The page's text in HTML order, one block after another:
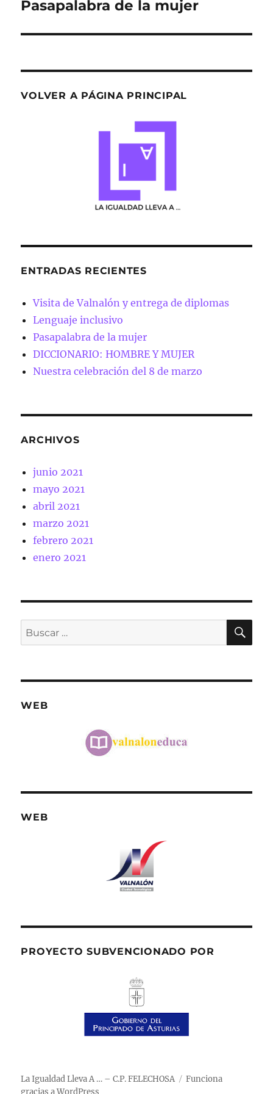
Entrada
Pasapalabra de la mujer
VOLVER A PÁGINA PRINCIPAL
ENTRADAS RECIENTES
Visita de Valnalón y entrega de diplomas
Lenguaje inclusivo
Pasapalabra de la mujer
DICCIONARIO: HOMBRE Y MUJER
Nuestra celebración del 8 de marzo
ARCHIVOS
junio 2021
mayo 2021
abril 2021
marzo 2021
febrero 2021
enero 2021
Buscar
por:
WEB
WEB
PROYECTO SUBVENCIONADO POR
La Igualdad Lleva A … – C.P. FELECHOSA
Funciona
gracias a WordPress